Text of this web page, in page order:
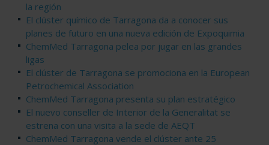
la región
El clúster químico de Tarragona da a conocer sus
planes de futuro en una nueva edición de Expoquimia
ChemMed Tarragona pelea por jugar en las grandes
ligas
El clúster de Tarragona se promociona en la European
Petrochemical Association
ChemMed Tarragona presenta su plan estratégico
El nuevo conseller de Interior de la Generalitat se
estrena con una visita a la sede de AEQT
ChemMed Tarragona vende el clúster ante 25